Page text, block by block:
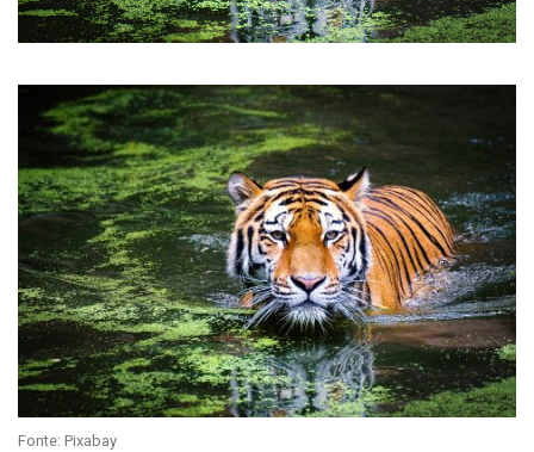
Fonte: Pixabay